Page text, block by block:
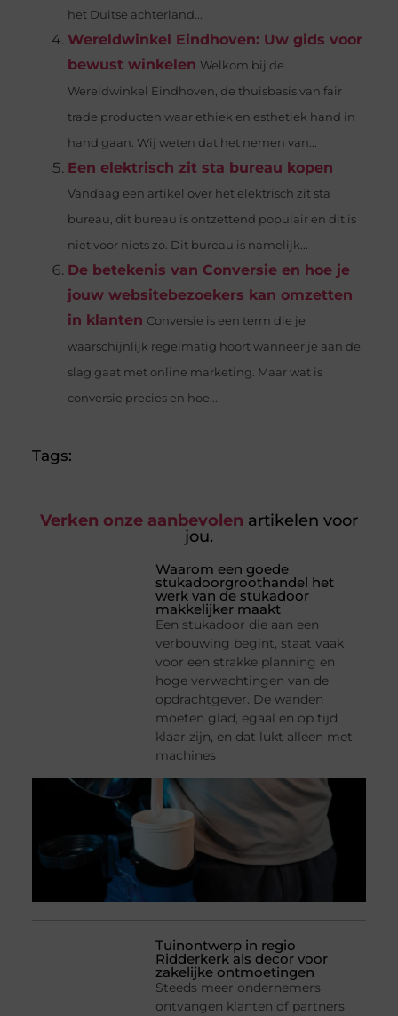
het Duitse achterland...
Wereldwinkel Eindhoven: Uw gids voor
bewust winkelen Welkom bij de
Wereldwinkel Eindhoven, de thuisbasis van fair
trade producten waar ethiek en esthetiek hand in
hand gaan. Wij weten dat het nemen van...
Een elektrisch zit sta bureau kopen
Vandaag een artikel over het elektrisch zit sta
bureau, dit bureau is ontzettend populair en dit is
niet voor niets zo. Dit bureau is namelijk...
De betekenis van Conversie en hoe je
jouw websitebezoekers kan omzetten
in klanten Conversie is een term die je
waarschijnlijk regelmatig hoort wanneer je aan de
slag gaat met online marketing. Maar wat is
conversie precies en hoe...
Tags:
Verken onze aanbevolen artikelen voor
jou.
Waarom een goede
stukadoorgroothandel het
werk van de stukadoor
makkelijker maakt
Een stukadoor die aan een
verbouwing begint, staat vaak
voor een strakke planning en
hoge verwachtingen van de
opdrachtgever. De wanden
moeten glad, egaal en op tijd
klaar zijn, en dat lukt alleen met
machines
Tuinontwerp in regio
Ridderkerk als decor voor
zakelijke ontmoetingen
Steeds meer ondernemers
ontvangen klanten of partners